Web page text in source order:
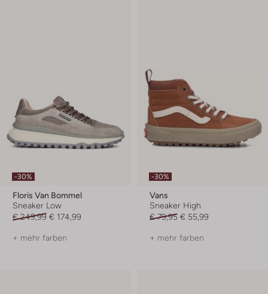
-30%
Floris Van Bommel
Sneaker Low
€ 249,99 € 174,99
+ mehr farben
-30%
Vans
Sneaker High
€ 79,95 € 55,99
+ mehr farben